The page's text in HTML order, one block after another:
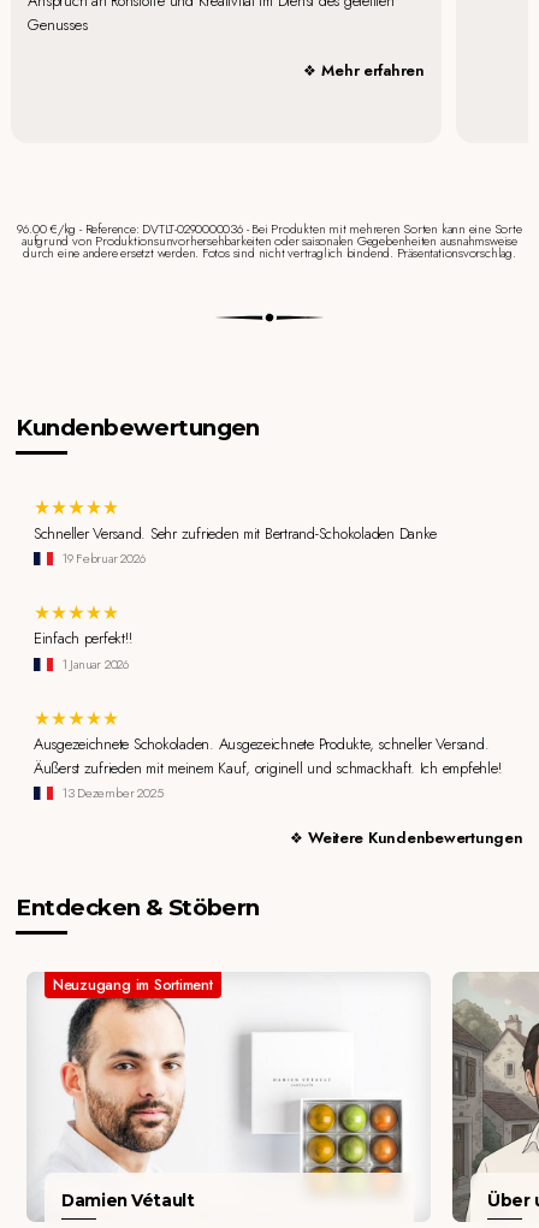
Genusses
Mehr erfahren
96.00 €/kg - Reference: DVTLT-0290000036 - Bei Produkten mit mehreren Sorten kann eine Sorte
aufgrund von Produktionsunvorhersehbarkeiten oder saisonalen Gegebenheiten ausnahmsweise
durch eine andere ersetzt werden. Fotos sind nicht vertraglich bindend. Präsentationsvorschlag.
Kundenbewertungen
Schneller Versand. Sehr zufrieden mit Bertrand-Schokoladen Danke
19 Februar 2026
Einfach perfekt!!
1 Januar 2026
Ausgezeichnete Schokoladen. Ausgezeichnete Produkte, schneller Versand.
Äußerst zufrieden mit meinem Kauf, originell und schmackhaft. Ich empfehle!
13 Dezember 2025
Weitere Kundenbewertungen
Entdecken & Stöbern
Neuzugang im Sortiment
Damien Vétault Über